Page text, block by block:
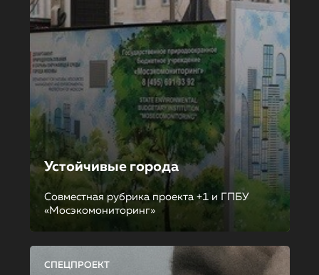
Устойчивые города
Совместная рубрика проекта +1 и ГПБУ
«Мосэкомониторинг»
СПЕЦПРОЕКТ